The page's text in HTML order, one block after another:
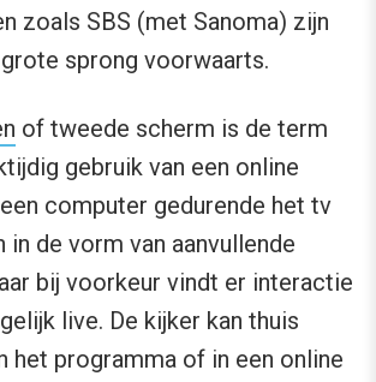
zoals SBS (met Sanoma) zijn
sprong voorwaarts.
of tweede scherm is de term
gebruik van een online
computer gedurende het tv
in de vorm van aanvullende
bij voorkeur vindt er interactie
live. De kijker kan thuis
het programma of in een online